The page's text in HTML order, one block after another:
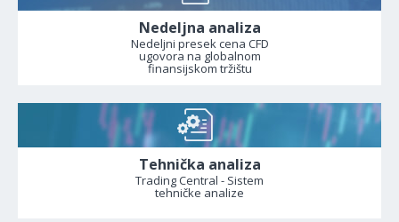
Nedeljna analiza
Nedeljni presek cena CFD
ugovora na globalnom
finansijskom tržištu
Tehnička analiza
Trading Central - Sistem
tehničke analize